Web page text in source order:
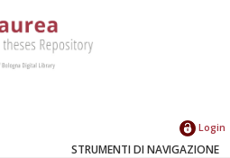
Login
STRUMENTI DI NAVIGAZIONE